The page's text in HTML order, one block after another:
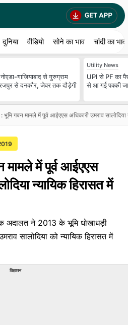
दुनिया वीडियो सोने का भाव चांदी का भाव
गाजियाबाद से गुरुग्राम
से दनकौर, जेवर तक दौड़ेगी
Utility News
UPI से PF का
से आ गई पक्‍की
भूमि गबन मामले में पूर्व आईएएस अधिकारी उमराव
मामले में पूर्व आईएएस
न्यायिक हिरासत में
अदालत ने 2013 के भूमि धोखाधड़ी
सालोदिया को न्यायिक हिरासत में
विज्ञापन